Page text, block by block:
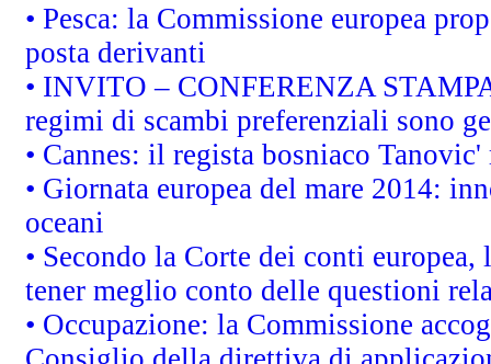
• Pesca: la Commissione europea
posta derivanti
• INVITO – CONFERENZA
regimi di scambi preferenziali sono
• Cannes: il regista bosniaco
• Giornata europea del mare 2014:
oceani
• Secondo la Corte dei conti
tener meglio conto delle questioni
• Occupazione: la Commissione